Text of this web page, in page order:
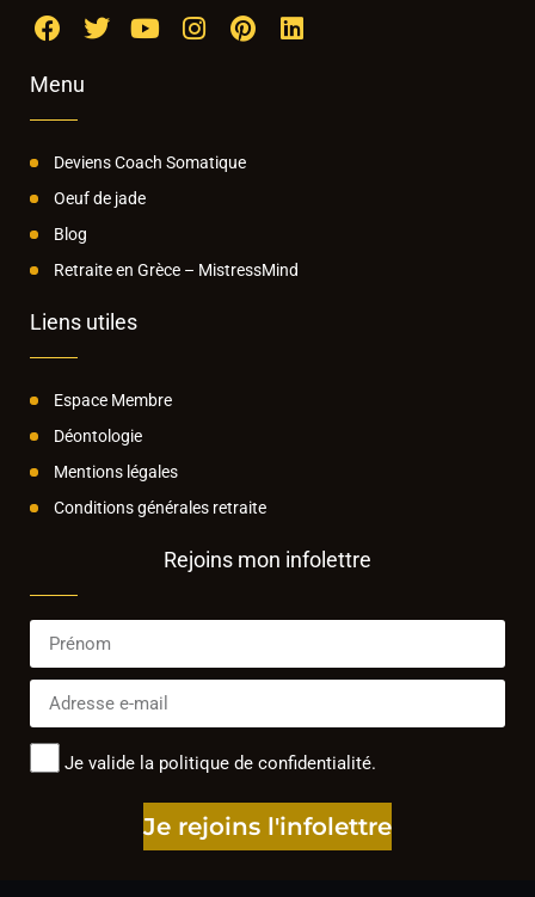
Menu
Deviens Coach Somatique
Oeuf de jade
Blog
Retraite en Grèce – MistressMind
Liens utiles
Espace Membre
Déontologie
Mentions légales
Conditions générales retraite
Rejoins mon infolettre
Je valide la politique de confidentialité.
Je rejoins l'infolettre